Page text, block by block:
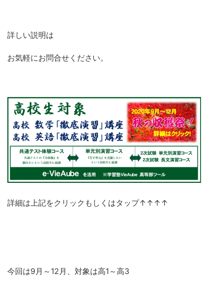
詳しい説明は
お気軽にお問合せください。
詳細は上記をクリックもしくはタップ↑↑↑↑
今回は9月～12月、対象は高1～高3